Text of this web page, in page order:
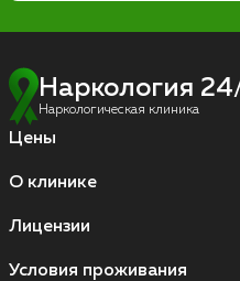
Наркология
Наркологическая клиника
Цены
О клинике
Лицензии
Условия проживания